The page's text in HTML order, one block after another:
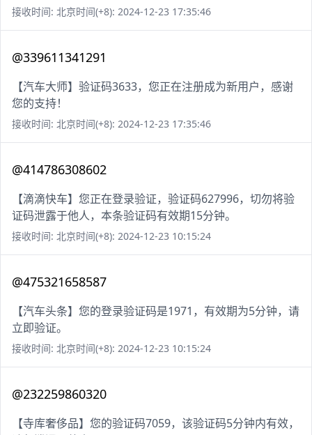
接收时间: 北京时间(+8): 2024-12-23 17:35:46
@339611341291
【汽车大师】验证码3633，您正在注册成为新用户，感谢
您的支持！
接收时间: 北京时间(+8): 2024-12-23 17:35:46
@414786308602
【滴滴快车】您正在登录验证，验证码627996，切勿将验
证码泄露于他人，本条验证码有效期15分钟。
接收时间: 北京时间(+8): 2024-12-23 10:15:24
@475321658587
【汽车头条】您的登录验证码是1971，有效期为5分钟，请
立即验证。
接收时间: 北京时间(+8): 2024-12-23 10:15:24
@232259860320
【寺库奢侈品】您的验证码7059，该验证码5分钟内有效，